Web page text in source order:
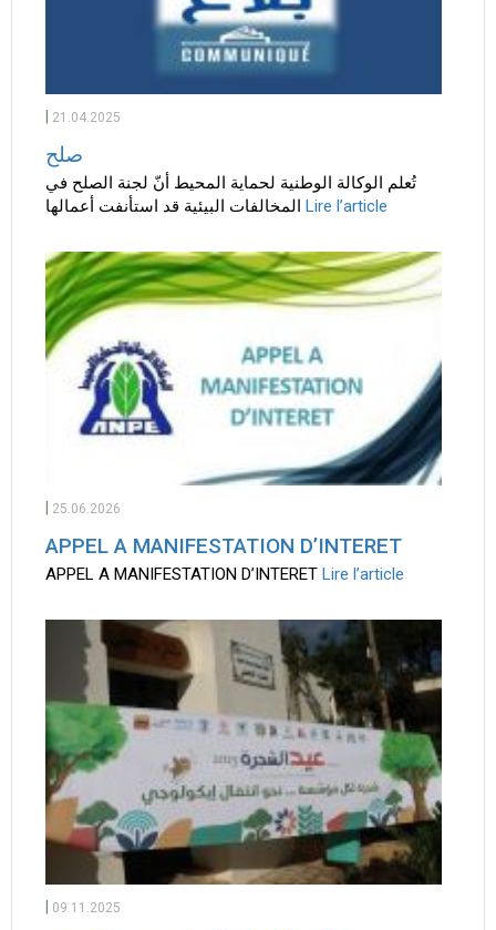
21.04.2025
صلح
تُعلم الوكالة الوطنية لحماية المحيط أنّ لجنة الصلح في
Lire l’article
25.06.2026
APPEL A MANIFESTATION D’INTERET
APPEL A MANIFESTATION D’INTERET Lire l’article
| 09.11.2025